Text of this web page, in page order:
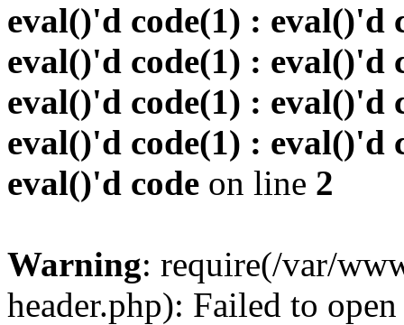
eval()'d code(1) : eval()'d
eval()'d code(1) : eval()'d
eval()'d code(1) : eval()'d
eval()'d code(1) : eval()'d
eval()'d code on line 2
Warning: require(/var/
header.php): Failed to